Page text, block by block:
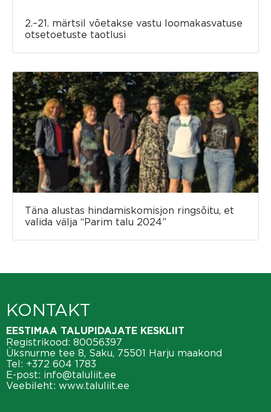
2.–21. märtsil võetakse vastu loomakasvatuse
otsetoetuste taotlusi
Täna alustas hindamiskomisjon ringsõitu, et
valida välja “Parim talu 2024”
KONTAKT
EESTIMAA TALUPIDAJATE KESKLIIT
Registrikood: 80056397
Üksnurme tee 8, Saku, 75501 Harju maakond
Tel: +372 604 1783
E-post: info@taluliit.ee
Veebileht: www.taluliit.ee